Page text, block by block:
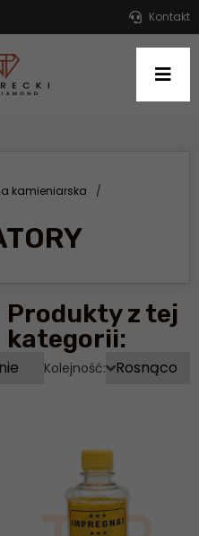
Kontakt
kamieniarska
/
Produkty z tej
kategorii:
Kolejność: